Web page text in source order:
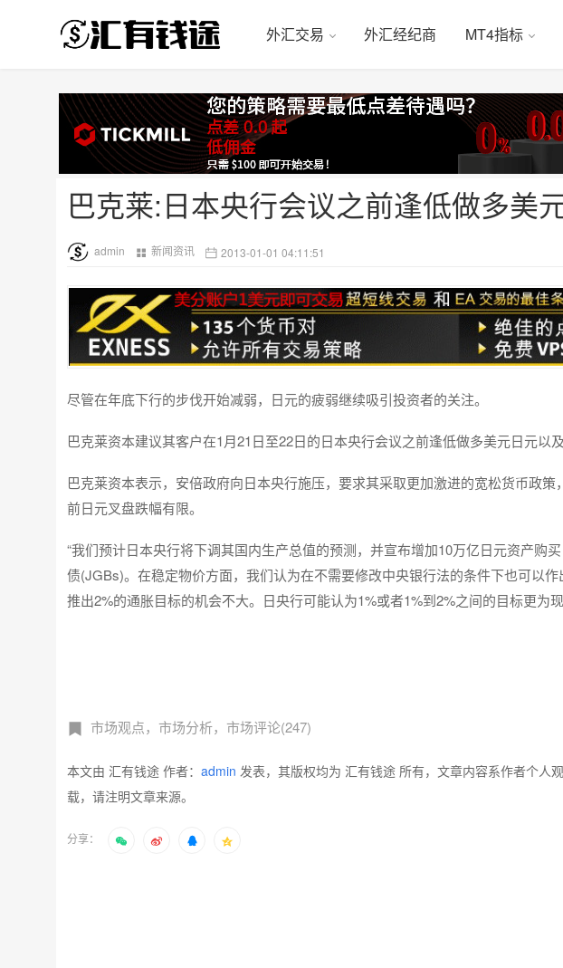
外汇交易 外汇经纪商 MT4指标
巴克莱:日本央行会议之前逢低做多美
admin 新闻资讯 2013-01-01 04:11:51
尽管在年底下行的步伐开始减弱，日元的疲弱继续吸引投资者的关注。
巴克莱资本建议其客户在1月21日至22日的日本央行会议之前逢低做多美元日元以及
巴克莱资本表示，安倍政府向日本央行施压，要求其采取更加激进的宽松货币政
前日元叉盘跌幅有限。
“我们预计日本央行将下调其国内生产总值的预测，并宣布增加10万亿日元资产购
债(JGBs)。在稳定物价方面，我们认为在不需要修改中央银行法的条件下也可以
推出2%的通胀目标的机会不大。日央行可能认为1%或者1%到2%之间的目标更为
市场观点，市场分析，市场评论(247)
本文由 汇有钱途 作者： admin 发表，其版权均为 汇有钱途 所有，文章内容系作者个人
载，请注明文章来源。
分享：